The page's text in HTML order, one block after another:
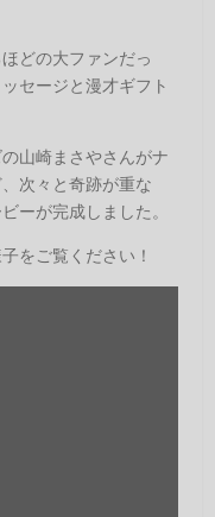
どの大ファンだっ
セージと漫才ギフト
山崎まさやさんがナ
次々と奇跡が重な
ーが完成しました。
をご覧ください！